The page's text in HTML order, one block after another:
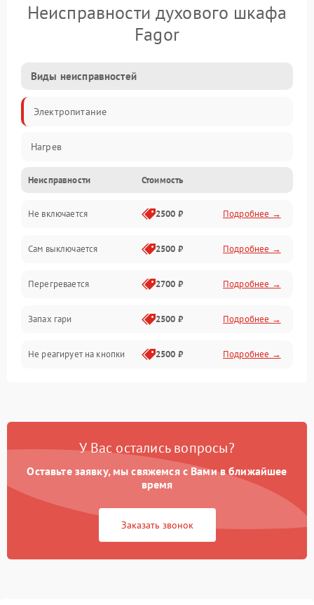
Неисправности духового шкафа
Fagor
Виды неисправностей
Электропитание
Нагрев
Неисправности Стоимость
Не включается 2500 ₽ Подробнее →
Сам выключается 2500 ₽ Подробнее →
Перегревается 2700 ₽ Подробнее →
Запах гари 2500 ₽ Подробнее →
Не реагирует на кнопки 2500 ₽ Подробнее →
У Вас остались вопросы?
Оставьте заявку, мы свяжемся с Вами в ближайшее
время
Заказать звонок